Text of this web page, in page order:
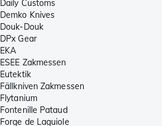
Daily Customs
Demko Knives
Douk-Douk
DPx Gear
EKA
ESEE Zakmessen
Eutektik
Fällkniven Zakmessen
Flytanium
Fontenille Pataud
Forge de Laguiole